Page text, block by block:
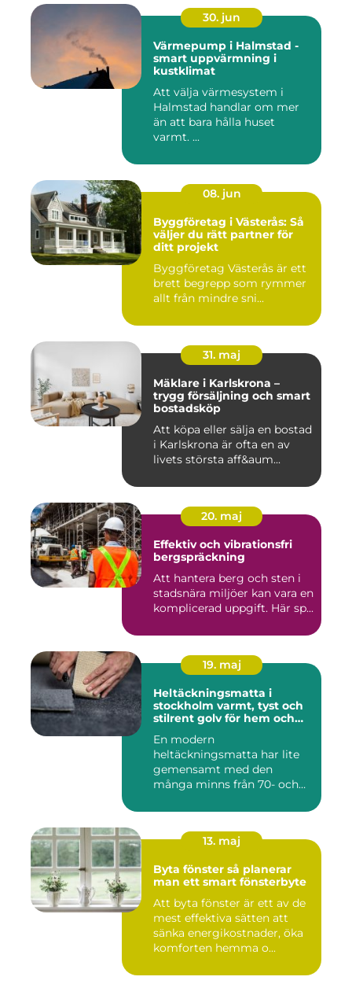
30. jun
Värmepump i Halmstad -
smart uppvärmning i
kustklimat
Att välja värmesystem i
Halmstad handlar om mer
än att bara hålla huset
varmt. ...
08. jun
Byggföretag i Västerås: Så
väljer du rätt partner för
ditt projekt
Byggföretag Västerås är ett
brett begrepp som rymmer
allt från mindre sni...
31. maj
Mäklare i Karlskrona –
trygg försäljning och smart
bostadsköp
Att köpa eller sälja en bostad
i Karlskrona är ofta en av
livets största aff&aum...
20. maj
Effektiv och vibrationsfri
bergspräckning
Att hantera berg och sten i
stadsnära miljöer kan vara en
komplicerad uppgift. Här sp...
19. maj
Heltäckningsmatta i
stockholm varmt, tyst och
stilrent golv för hem och
En modern
heltäckningsmatta har lite
gemensamt med den
många minns från 70- och
13. maj
Byta fönster så planerar
man ett smart fönsterbyte
Att byta fönster är ett av de
mest effektiva sätten att
sänka energikostnader, öka
komforten hemma o...